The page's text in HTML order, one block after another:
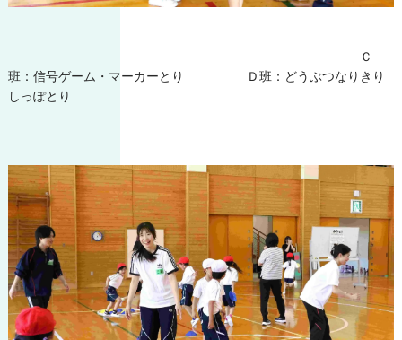
Ｃ
班：信号ゲーム・マーカーとり Ｄ班：どうぶつなりきり
しっぽとり